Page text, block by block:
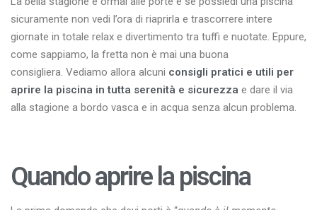
sicuramente non vedi l’ora di riaprirla e trascorrere intere
giornate in totale relax e divertimento tra tuffi e nuotate. Eppure,
come sappiamo, la fretta non è mai una buona
consigliera. Vediamo allora alcuni consigli pratici e utili per
aprire la piscina in tutta serenità e sicurezza e dare il via
alla stagione a bordo vasca e in acqua senza alcun problema.
Quando aprire la piscina